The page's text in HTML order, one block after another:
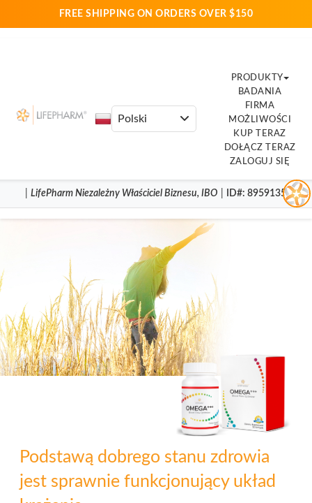
FREE SHIPPING ON ORDERS OVER $150
PRODUKTY
BADANIA
FIRMA
MOŻLIWOŚCI
KUP TERAZ
DOŁĄCZ TERAZ
ZALOGUJ SIĘ
|LifePharmNiezależny Właściciel Biznesu,IBO ID#: 8959135
Podstawą dobrego stanu zdrowia
jest sprawnie funkcjonujący układ